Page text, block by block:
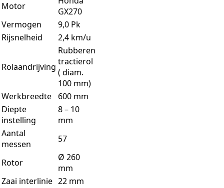
Motor
GX270
Vermogen
9,0 Pk
Rijsnelheid
2,4 km/u
Rolaandrijving
Rubberen
tractierol
( diam.
100 mm)
Werkbreedte
600 mm
Diepte
instelling
8 – 10
mm
Aantal
messen
57
Rotor
Ø 260
mm
Zaai interlinie 22 mm